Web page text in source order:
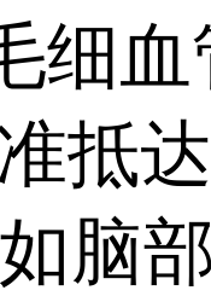
细
抵
脑